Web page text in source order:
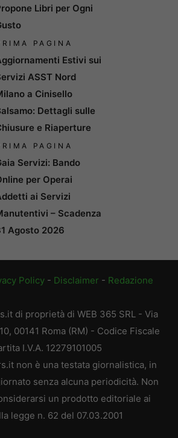
Libri per Ogni
PAGINA
Estivi sui
ASST Nord
a Cinisello
Dettagli sulle
e Riaperture
PAGINA
Servizi: Bando
per Operai
ai Servizi
– Scadenza
Agosto 2026
Policy - Disclaimer - Redazione
di proprietà di WEB 365 SRL - Via
00141 Roma (RM) - Codice Fiscale
I.V.A. 12279101005
non è una testata giornalistica, in
senza alcuna periodicità. Non
un prodotto editoriale ai
legge n. 62 del 07.03.2001